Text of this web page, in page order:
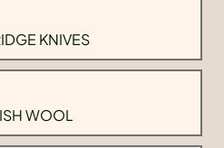
KNIVES
WOOL